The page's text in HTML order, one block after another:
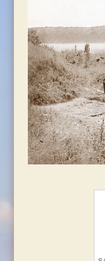
UNSERE
KONTAKT
Impressum